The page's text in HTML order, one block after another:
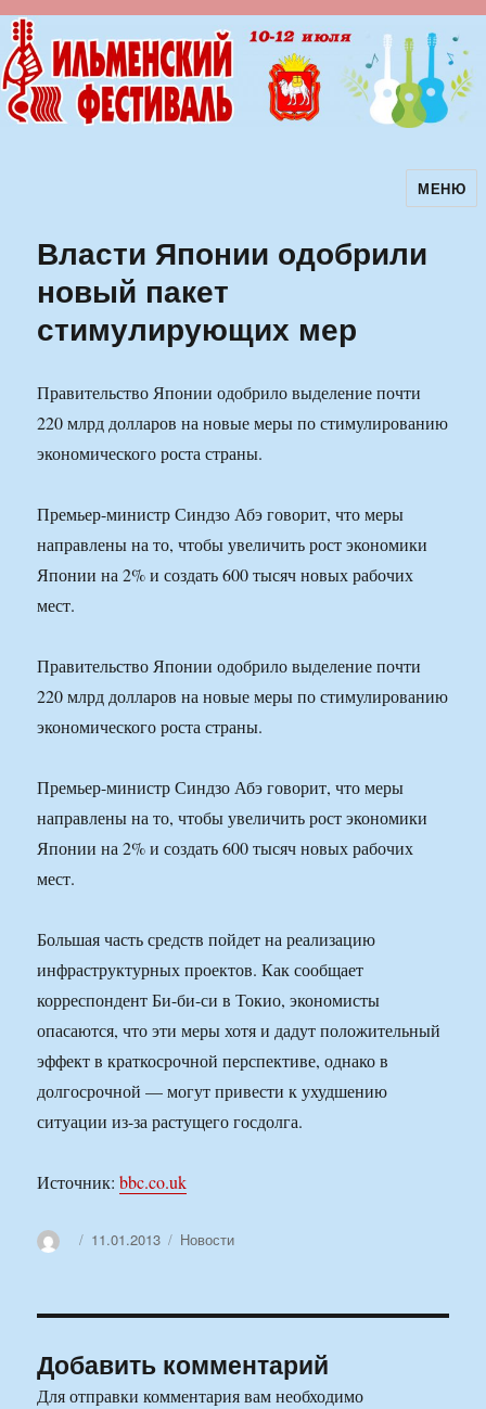
Ильменский фестиваль авторскойМЕНЮ
Власти Японии одобрили
новый пакет
стимулирующих мер
Правительство Японии одобрило выделение почти
220 млрд долларов на новые меры по стимулированию
экономического роста страны.
Премьер-министр Синдзо Абэ говорит, что меры
направлены на то, чтобы увеличить рост экономики
Японии на 2% и создать 600 тысяч новых рабочих
мест.
Правительство Японии одобрило выделение почти
220 млрд долларов на новые меры по стимулированию
экономического роста страны.
Премьер-министр Синдзо Абэ говорит, что меры
направлены на то, чтобы увеличить рост экономики
Японии на 2% и создать 600 тысяч новых рабочих
мест.
Большая часть средств пойдет на реализацию
инфраструктурных проектов. Как сообщает
корреспондент Би-би-си в Токио, экономисты
опасаются, что эти меры хотя и дадут положительный
эффект в краткосрочной перспективе, однако в
долгосрочной — могут привести к ухудшению
ситуации из-за растущего госдолга.
Источник:bbc.co.uk
АвторОпубликовано
11.01.2013 Рубрики
Новости
Добавить комментарий
Для отправки комментария вам необходимо